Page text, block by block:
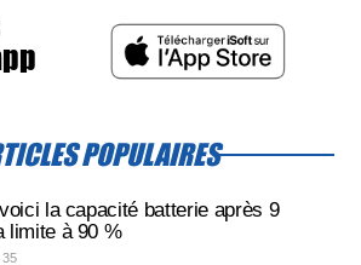
POPULAIRES
la capacité batterie après 9
limite à 90 %
35